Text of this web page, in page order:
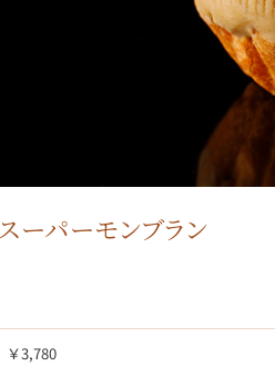
スーパーモンブラン
￥3,780